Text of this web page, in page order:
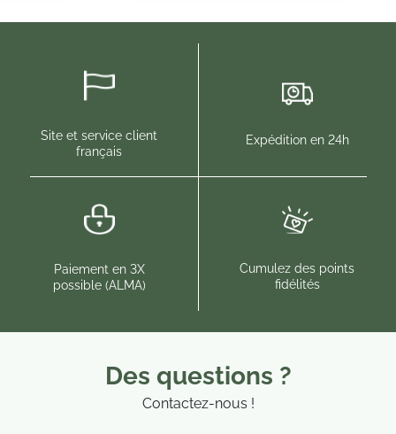
Site et service client
français
Expédition en 24h
Paiement en 3X
possible (ALMA)
Cumulez des points
fidélités
Des questions ?
Contactez-nous !